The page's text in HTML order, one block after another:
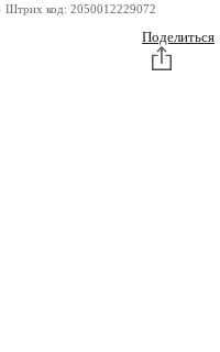
Штрих код: 2050012229072
Поделиться